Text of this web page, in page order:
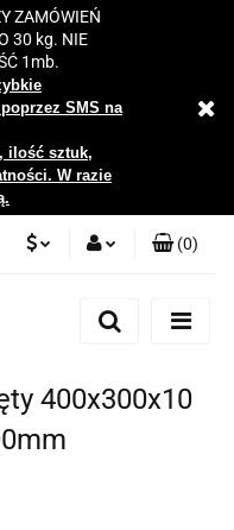
ZAMÓWIEŃ
30 kg. NIE
1mb.
SMS na
ilość sztuk,
W razie
Zaloguj się
Zgody cookies
(0)
400x300x10